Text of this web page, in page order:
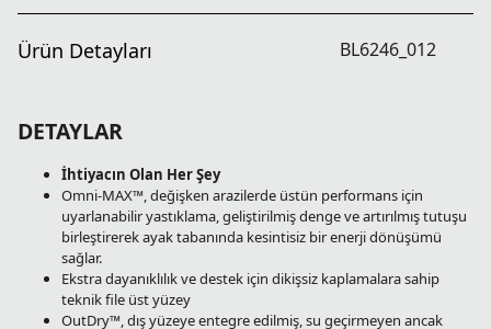
Ürün Detayları BL6246_012
DETAYLAR
İhtiyacın Olan Her Şey
Omni-MAX™, değişken arazilerde üstün performans için
uyarlanabilir yastıklama, geliştirilmiş denge ve artırılmış tutuşu
birleştirerek ayak tabanında kesintisiz bir enerji dönüşümü
sağlar.
Ekstra dayanıklılık ve destek için dikişsiz kaplamalara sahip
teknik file üst yüzey
OutDry™, dış yüzeye entegre edilmiş, su geçirmeyen ancak